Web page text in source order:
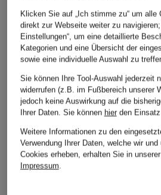
BALENCIAGA
Klicken Sie auf „Ich stimme zu“ um
direkt zur Webseite weiter zu
Einstellungen“, um eine detaillierte
Kategorien und eine Übersicht der
sowie eine individuelle Auswahl zu
Sie können Ihre Tool-Auswahl jederzeit
widerrufen (z.B. im Fußbereich unserer
jedoch keine Auswirkung auf die
Ihrer Daten. Sie können hierden Einsatz
Weitere Informationen zu den
Verwendung Ihrer Daten, welche wir
Cookies erheben, erhalten Sie in unserer
Impressum.